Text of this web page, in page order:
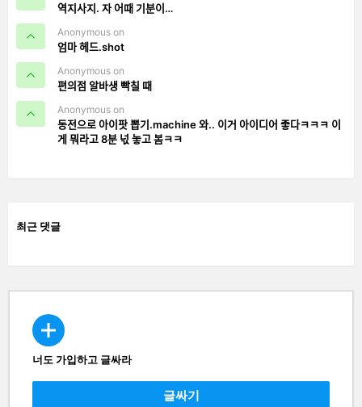
역지사지. 자 어때 기분이…
Anonymous on
엄마 헤드.shot
Anonymous on
편의점 알바생 빡칠 때
Anonymous on
동전으로 아이팟 뽑기.machine 와.. 이거 아이디어 좋다ㅋㅋㅋ 이
게 뭐라고 8분 넋 놓고 봄ㅋㅋ
최근 댓글
CREATE
너도 가입하고 글싸라
글싸기